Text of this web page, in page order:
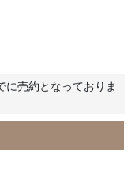
売約となっておりま